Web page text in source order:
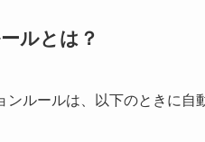
ルとは？
ルールは、以下のときに自